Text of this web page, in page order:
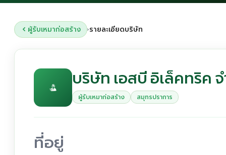
ผู้รับเหมาก่อสร้าง ›รายละเอียดบริษัท
บริษัท เอสบี อิเล็คทริค
ผู้รับเหมาก่อสร้าง สมุทรปราการ
ที่อยู่